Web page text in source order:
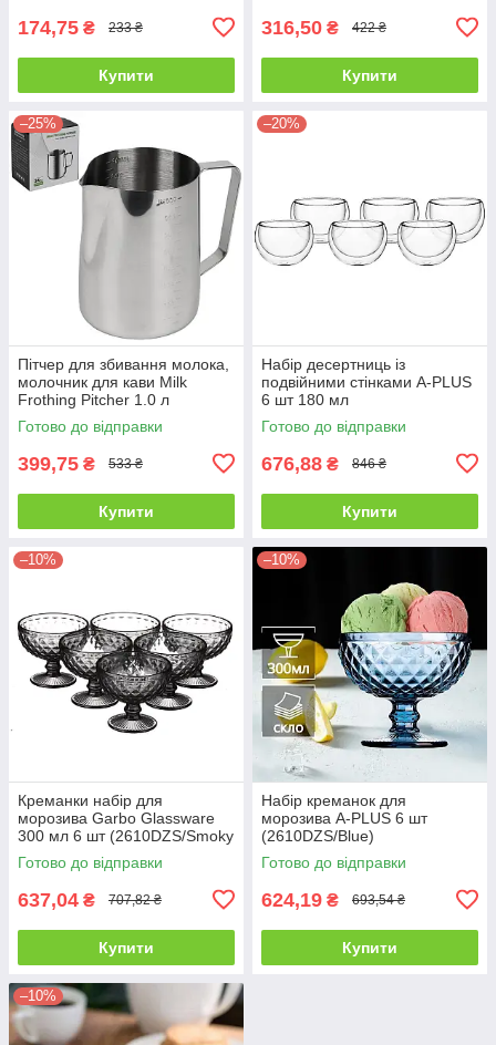
174,75 ₴ 233 ₴
Купити
316,50 ₴ 422 ₴
Купити
–25%
Пітчер для збивання молока,
молочник для кави Milk
Frothing Pitcher 1.0 л
(R92698-1.0)
Готово до відправки
399,75 ₴ 533 ₴
Купити
–20%
Набір десертниць із
подвійними стінками A-PLUS
6 шт 180 мл
Готово до відправки
676,88 ₴ 846 ₴
Купити
–10%
Креманки набір для
морозива Garbo Glassware
300 мл 6 шт (2610DZS/Smoky
grey)
Готово до відправки
637,04 ₴ 707,82 ₴
Купити
–10%
Набір креманок для
морозива A-PLUS 6 шт
(2610DZS/Blue)
Готово до відправки
624,19 ₴ 693,54 ₴
Купити
–10%